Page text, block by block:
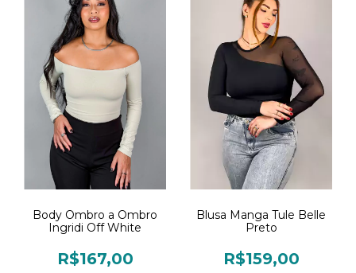
Body Ombro a Ombro
Ingridi Off White
R$167,00
Blusa Manga Tule Belle
Preto
R$159,00